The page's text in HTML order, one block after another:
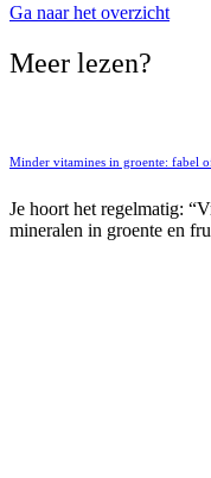
Ga naar het overzicht
Meer lezen?
Minder vitamines in groente: fabel
Je hoort het regelmatig:
mineralen in groente en